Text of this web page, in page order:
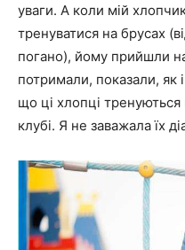
уваги. А коли мій
тренуватися на брусах
погано), йому прийшли
потримали, показали, як
що ці хлопці
клубі. Я не заважала їх